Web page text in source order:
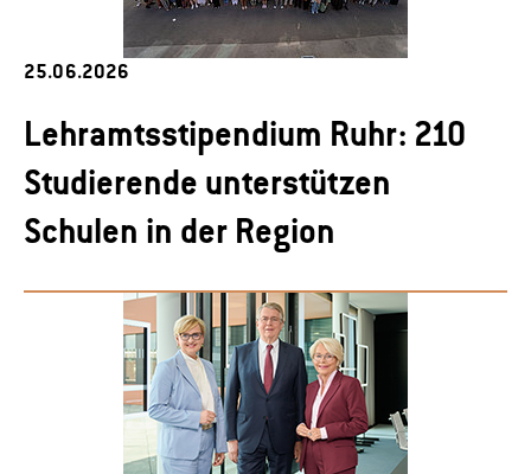
25.06.2026
Lehramtsstipendium Ruhr: 210
Studierende unterstützen
Schulen in der Region